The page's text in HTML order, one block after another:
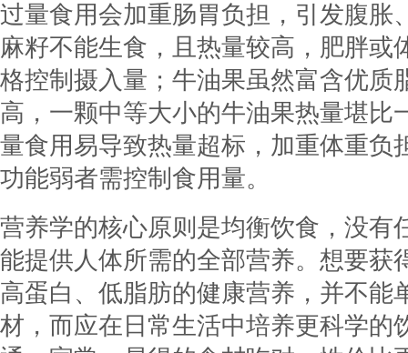
过量食用会加重肠胃负担，引发腹胀
麻籽不能生食，且热量较高，肥胖或
格控制摄入量；牛油果虽然富含优质
高，一颗中等大小的牛油果热量堪比
量食用易导致热量超标，加重体重负
功能弱者需控制食用量。
营养学的核心原则是均衡饮食，没有
能提供人体所需的全部营养。想要获
高蛋白、低脂肪的健康营养，并不能
材，而应在日常生活中培养更科学的